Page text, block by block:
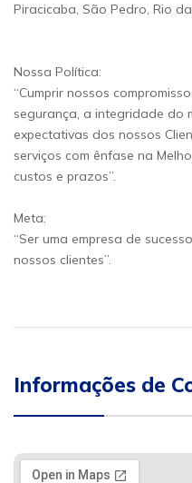
Piracicaba, São Pedro, Rio
Nossa Política:
“Cumprir nossos
segurança, a integridade do
expectativas dos nossos
serviços com ênfase na
custos e prazos”.
Meta:
“Ser uma empresa de
nossos clientes”.
Informações de